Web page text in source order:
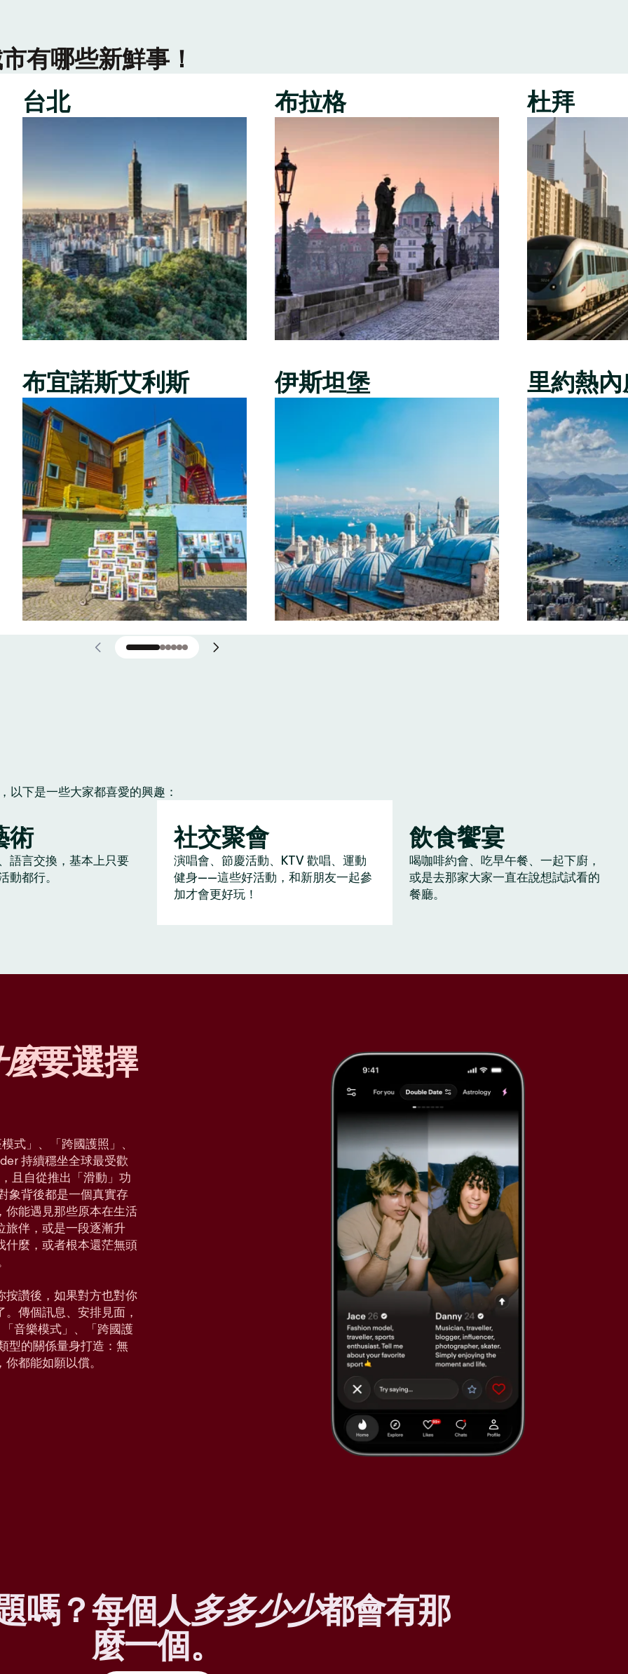
有哪些新鮮事！
台北
布宜諾斯艾利斯
布拉格
伊斯坦堡
杜拜
里約熱
以下是一些大家都喜愛的興趣：
術
語言交換，基本上只要
動都行。
社交聚會
演唱會、節慶活動、KTV 歡唱、運動
健身——這些好活動，和新朋友一起參
加才會更好玩！
飲食饗宴
喝咖啡約會、吃早午餐、一起下廚，
或是去那家大家一直在說想試試看的
餐廳。
要選擇
式」、「跨國護照」、
持續穩坐全球最受歡
且自從推出「滑動」功
象背後都是一個真實存
你能遇見那些原本在生活
旅伴，或是一段逐漸升
什麼，或者根本還茫無頭
按讚後，如果對方也對你
傳個訊息、安排見面，
音樂模式」、「跨國護
型的關係量身打造：無
都能如願以償。
嗎？每個人多多少少都會有那
麼一個。